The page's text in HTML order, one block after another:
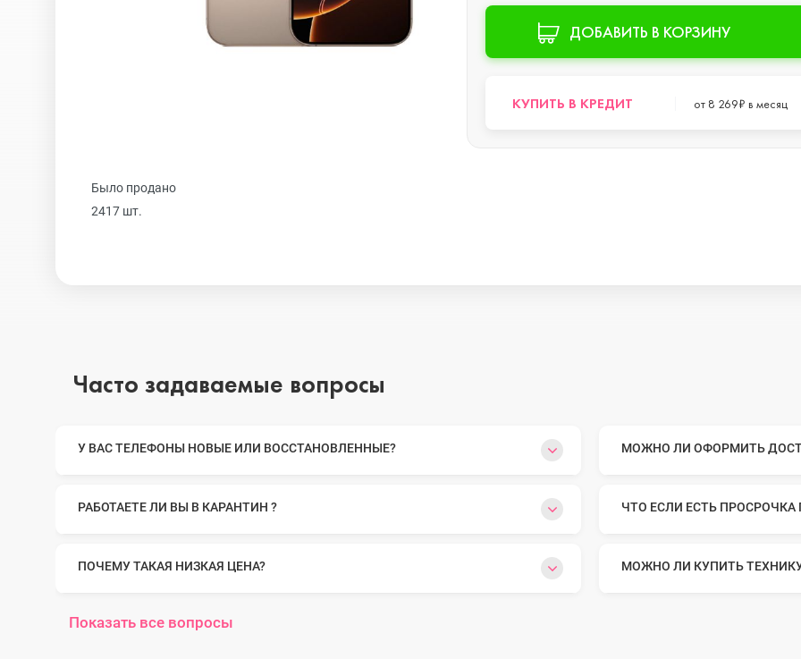
Sony
iPhone 16 Plus
ДОБАВИТЬ В КОРЗИНУ
КУПИТЬ В КРЕДИТ от 8 269₽ в месяц
Было продано
2417 шт.
Часто задаваемые вопросы
У ВАС ТЕЛЕФОНЫ НОВЫЕ ИЛИ ВОССТАНОВЛЕННЫЕ?
РАБОТАЕТЕ ЛИ ВЫ В КАРАНТИН ?
ПОЧЕМУ ТАКАЯ НИЗКАЯ ЦЕНА?
МОЖНО ЛИ ОФОРМИТЬ
ЧТО ЕСЛИ ЕСТЬ
МОЖНО ЛИ КУПИТЬ
Показать все вопросы